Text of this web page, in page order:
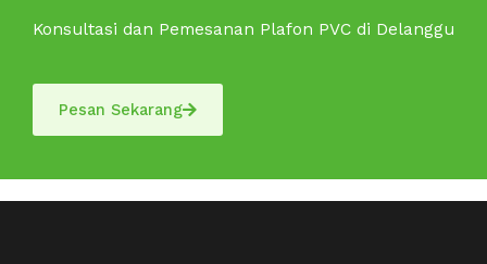
Konsultasi dan Pemesanan Plafon PVC di Delanggu
Pesan Sekarang